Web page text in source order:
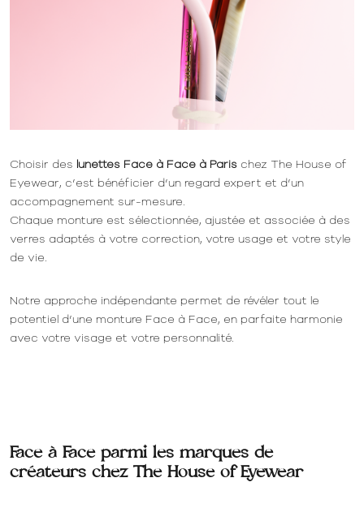
Choisir des lunettes Face à Face à Paris chez The House of
Eyewear, c’est bénéficier d’un regard expert et d’un
accompagnement sur-mesure.
Chaque monture est sélectionnée, ajustée et associée à des
verres adaptés à votre correction, votre usage et votre style
de vie.
Notre approche indépendante permet de révéler tout le
potentiel d’une monture Face à Face, en parfaite harmonie
avec votre visage et votre personnalité.
Face à Face parmi les marques de
créateurs chez The House of Eyewear